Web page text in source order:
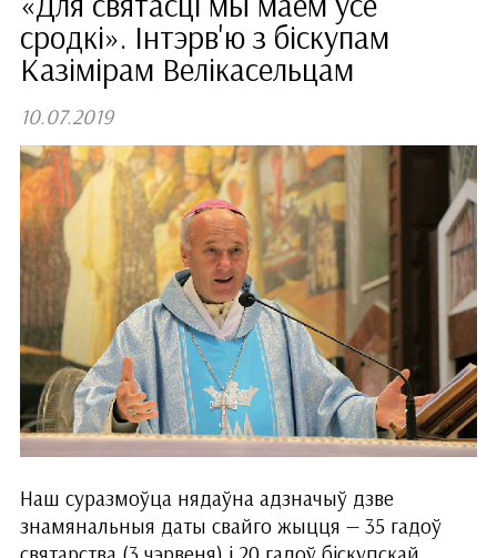
сродкі». Інтэрв'ю з біскупам
Казімірам Велікасельцам
10.07.2019
Наш суразмоўца нядаўна адзначыў дзве
знамянальныя даты свайго жыцця — 35 гадоў